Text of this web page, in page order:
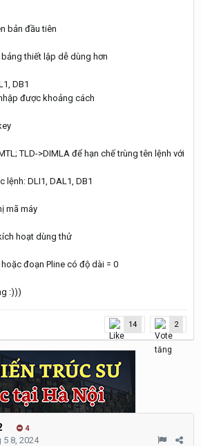
bản đầu tiên
thiết lập dễ dùng hơn
DB1
được khoảng cách
TLD->DIMLA để hạn chế trùng tên lệnh với
DLI1, DAL1, DB1
mã máy
hoạt dùng thử
đoạn Pline có độ dài = 0
:)))
14 2
4
5 8, 2024